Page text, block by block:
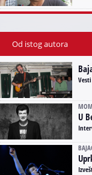
Od istog autora
Vesti
U